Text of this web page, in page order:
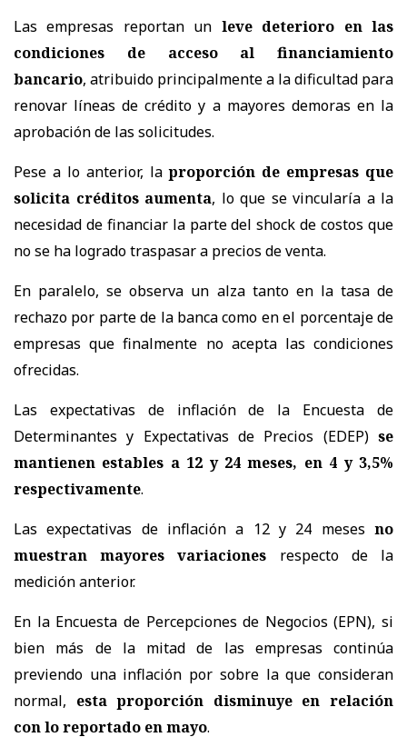
Las empresas reportan un leve deterioro en las
condiciones de acceso al financiamiento
bancario, atribuido principalmente a la dificultad para
renovar líneas de crédito y a mayores demoras en la
aprobación de las solicitudes.
Pese a lo anterior, laproporción de empresas que
solicita créditos aumenta, lo que se vincularía a la
necesidad de financiar la parte del shock de costos que
no se ha logrado traspasar a precios de venta.
En paralelo, se observa un alza tanto en la tasa de
rechazo por parte de la banca como en el porcentaje de
empresas que finalmente no acepta las condiciones
ofrecidas.
Las expectativas de inflación de la Encuesta de
Determinantes y Expectativas de Precios (EDEP) se
mantienen estables a 12 y 24 meses, en 4 y 3,5%
respectivamente.
Las expectativas de inflación a 12 y 24 meses no
muestran mayores variaciones respecto de la
medición anterior.
En la Encuesta de Percepciones de Negocios (EPN), si
bien más de la mitad de las empresas continúa
previendo una inflación por sobre la que consideran
normal, esta proporción disminuye en relación
con lo reportado en mayo.